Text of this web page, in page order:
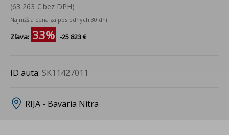
(63 263 € bez DPH)
Najnižšia cena za posledných 30 dní
Zľava: 33% -25 823 €
ID auta: SK11427011
RIJA - Bavaria Nitra